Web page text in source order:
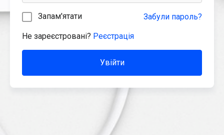
Запам'ятати Забули пароль?
Не зареєстровані? Реєстрація